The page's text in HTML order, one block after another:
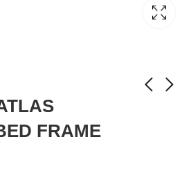
FRAME